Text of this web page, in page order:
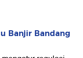
Banjir Bandang